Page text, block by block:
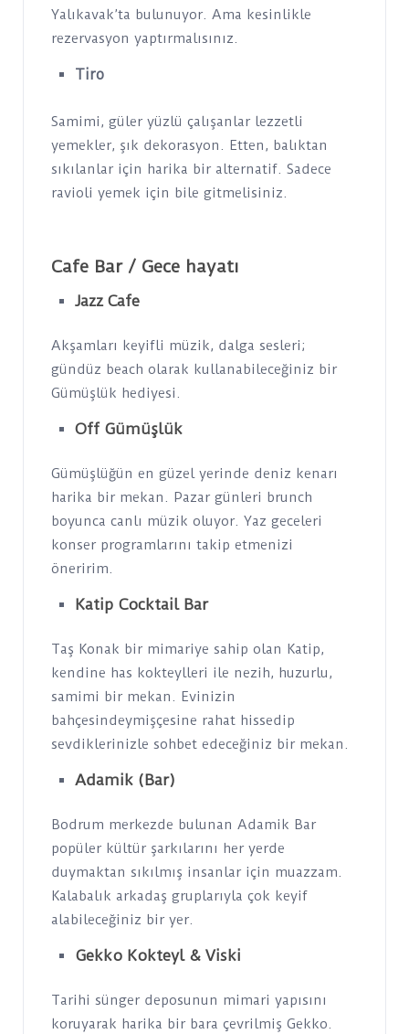
Yalıkavak’ta bulunuyor. Ama kesinlikle
rezervasyon yaptırmalısınız.
Tiro
Samimi, güler yüzlü çalışanlar lezzetli
yemekler, şık dekorasyon. Etten, balıktan
sıkılanlar için harika bir alternatif. Sadece
ravioli yemek için bile gitmelisiniz.
Cafe Bar / Gece hayatı
Jazz Cafe
Akşamları keyifli müzik, dalga sesleri;
gündüz beach olarak kullanabileceğiniz bir
Gümüşlük hediyesi.
Off Gümüşlük
Gümüşlüğün en güzel yerinde deniz kenarı
harika bir mekan. Pazar günleri brunch
boyunca canlı müzik oluyor. Yaz geceleri
konser programlarını takip etmenizi
öneririm.
Katip Cocktail Bar
Taş Konak bir mimariye sahip olan Katip,
kendine has kokteylleri ile nezih, huzurlu,
samimi bir mekan. Evinizin
bahçesindeymişçesine rahat hissedip
sevdiklerinizle sohbet edeceğiniz bir mekan.
Adamik (Bar)
Bodrum merkezde bulunan Adamik Bar
popüler kültür şarkılarını her yerde
duymaktan sıkılmış insanlar için muazzam.
Kalabalık arkadaş gruplarıyla çok keyif
alabileceğiniz bir yer.
Gekko Kokteyl & Viski
Tarihi sünger deposunun mimari yapısını
koruyarak harika bir bara çevrilmiş Gekko.